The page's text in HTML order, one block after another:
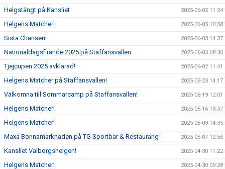
Helgstängt på Kansliet 2025-06-05 11:24
Helgens Matcher! 2025-06-05 10:58
Sista Chansen! 2025-06-03 14:37
Nationaldagsfirande 2025 på Staffansvallen 2025-06-03 08:30
Tjejcupen 2025 avklarad! 2025-06-02 11:41
Helgens Matcher på Staffansvallen! 2025-05-23 14:17
Välkomna till Sommarcamp på Staffansvallen! 2025-05-19 12:01
Helgens Matcher! 2025-05-16 13:37
Helgens Matcher! 2025-05-09 14:35
Maxa Bonnamarknaden på TG Sportbar & Restaurang 2025-05-07 12:56
Kansliet Valborgshelgen! 2025-04-30 11:22
Helgens Matcher! 2025-04-30 09:28